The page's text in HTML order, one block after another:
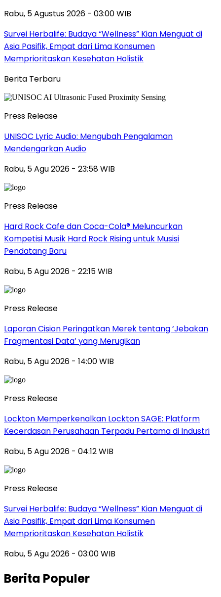
Rabu, 5 Agustus 2026 - 03:00 WIB
Survei Herbalife: Budaya “Wellness” Kian Menguat di
Asia Pasifik, Empat dari Lima Konsumen
Memprioritaskan Kesehatan Holistik
Berita Terbaru
Press Release
UNISOC Lyric Audio: Mengubah Pengalaman
Mendengarkan Audio
Rabu, 5 Agu 2026 - 23:58 WIB
Press Release
Hard Rock Cafe dan Coca-Cola® Meluncurkan
Kompetisi Musik Hard Rock Rising untuk Musisi
Pendatang Baru
Rabu, 5 Agu 2026 - 22:15 WIB
Press Release
Laporan Cision Peringatkan Merek tentang ‘Jebakan
Fragmentasi Data’ yang Merugikan
Rabu, 5 Agu 2026 - 14:00 WIB
Press Release
Lockton Memperkenalkan Lockton SAGE: Platform
Kecerdasan Perusahaan Terpadu Pertama di Industri
Rabu, 5 Agu 2026 - 04:12 WIB
Press Release
Survei Herbalife: Budaya “Wellness” Kian Menguat di
Asia Pasifik, Empat dari Lima Konsumen
Memprioritaskan Kesehatan Holistik
Rabu, 5 Agu 2026 - 03:00 WIB
Berita Populer